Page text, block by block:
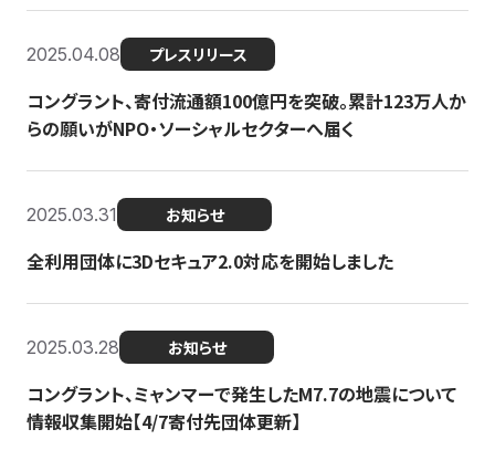
2025.04.08 プレスリリース
コングラント、寄付流通額100億円を突破。累計123万人か
らの願いがNPO・ソーシャルセクターへ届く
2025.03.31 お知らせ
全利用団体に3Dセキュア2.0対応を開始しました
2025.03.28 お知らせ
コングラント、ミャンマーで発生したM7.7の地震について
情報収集開始【4/7寄付先団体更新】